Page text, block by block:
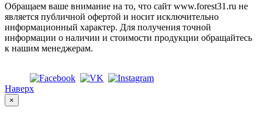
Обращаем ваше внимание на то, что сайт www.forest31.ru не
является публичной офертой и носит исключительно
информационный характер. Для получения точной
информации о наличии и стоимости продукции обращайтесь
к нашим менеджерам.
Наверх
×